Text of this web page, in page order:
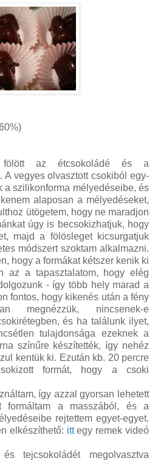
fölött az étcsokoládé és a
A vegyes olvasztott csokiból egy-
a szilikonforma mélyedéseibe, és
alaposan a mélyedéseket,
ütögetem, hogy ne maradjon
úgy is becsokizhatjuk, hogy
majd a fölösleget kicsurgatjuk
módszert szoktam alkalmazni.
hogy a formákat kétszer kenik ki
az a tapasztalatom, hogy elég
- így több hely marad a
fontos, hogy kikenés után a fény
megnézzük, nincsenek-e
és ha találunk ilyet,
tulajdonsága ezeknek a
színűre készítették, így nehéz
kentük ki. Ezután kb. 20 percre
formát, hogy a csoki
így azzal gyorsan lehetett
formáltam a masszából, és a
rejtettem egyet-egyet.
elkészíthető: ittegy remek videó
tejcsokoládét megolvasztva